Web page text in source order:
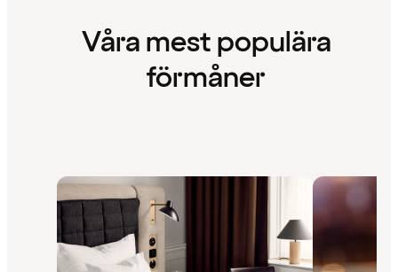
Våra mest populära
förmåner